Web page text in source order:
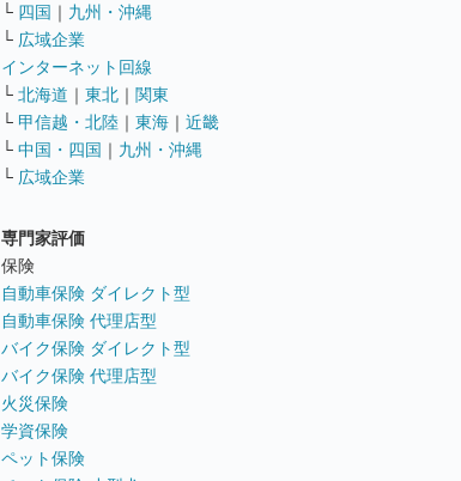
└ 四国 ｜ 九州・沖縄
└ 広域企業
インターネット回線
└ 北海道 ｜ 東北 ｜ 関東
└ 甲信越・北陸 ｜ 東海 ｜ 近畿
└ 中国・四国 ｜ 九州・沖縄
└ 広域企業
専門家評価
保険
自動車保険 ダイレクト型
自動車保険 代理店型
バイク保険 ダイレクト型
バイク保険 代理店型
火災保険
学資保険
ペット保険